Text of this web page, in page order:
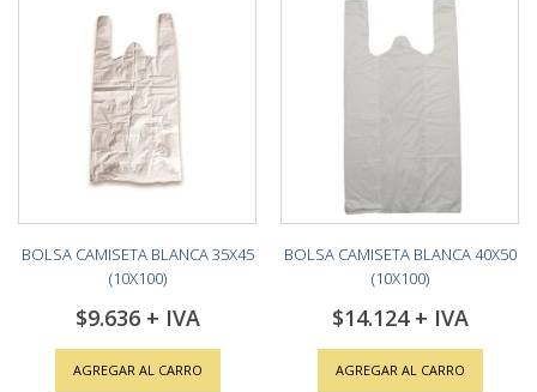
BOLSA CAMISETA BLANCA 35X45
(10X100)
$9.636
AGREGAR AL CARRO
BOLSA CAMISETA BLANCA 40X50
(10X100)
$14.124
AGREGAR AL CARRO